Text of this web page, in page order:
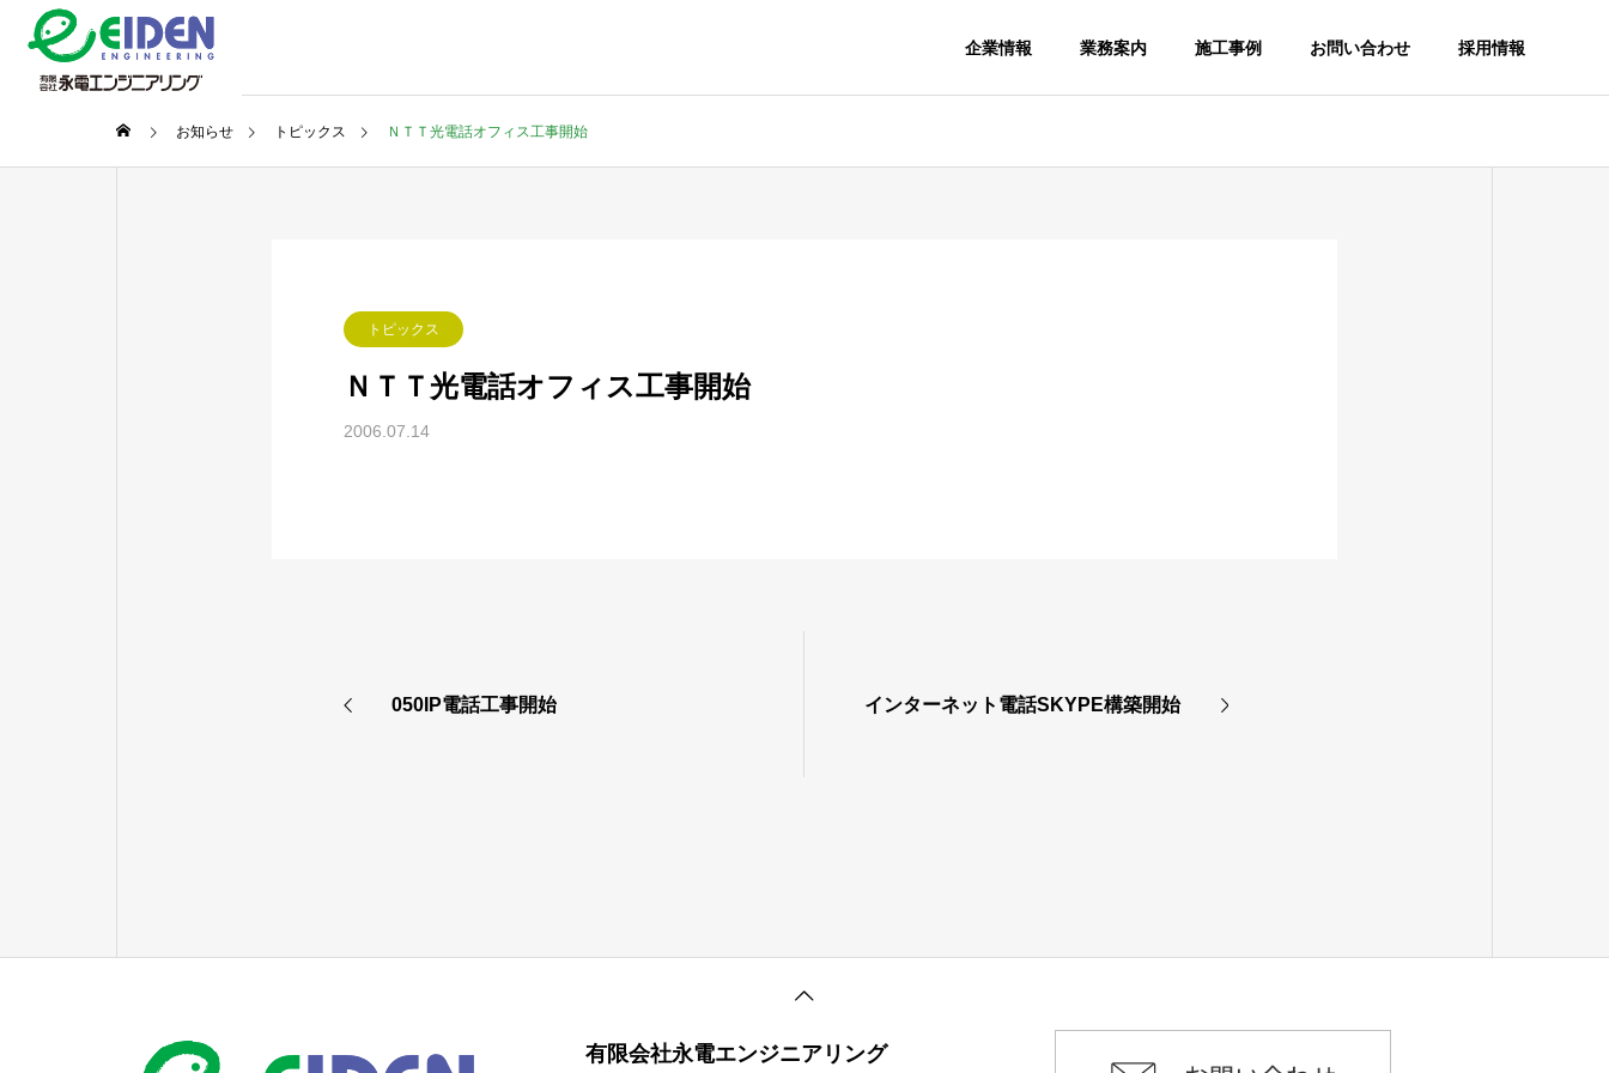
企業情報 業務案内 施工事例 お問い合わせ 採用情報
お知らせ トピックス ＮＴＴ光電話オフィス工事開始
トピックス
ＮＴＴ光電話オフィス工事開始
2006.07.14
050IP電話工事開始 インターネット電話SKYPE構築開始
有限会社永電エンジニアリング